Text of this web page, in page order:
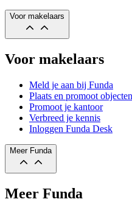
Voor makelaars
Voor makelaars
Meld je aan bij Funda
Plaats en promoot objecten
Promoot je kantoor
Verbreed je kennis
Inloggen Funda Desk
Meer Funda
Meer Funda